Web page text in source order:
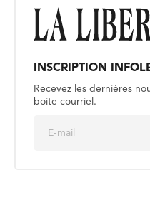
INSCRIPTION
Recevez les dernières
boite courriel.